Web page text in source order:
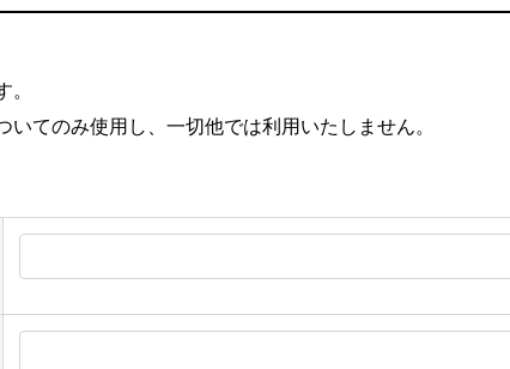
。
てのみ使用し、一切他では利用いたしません。